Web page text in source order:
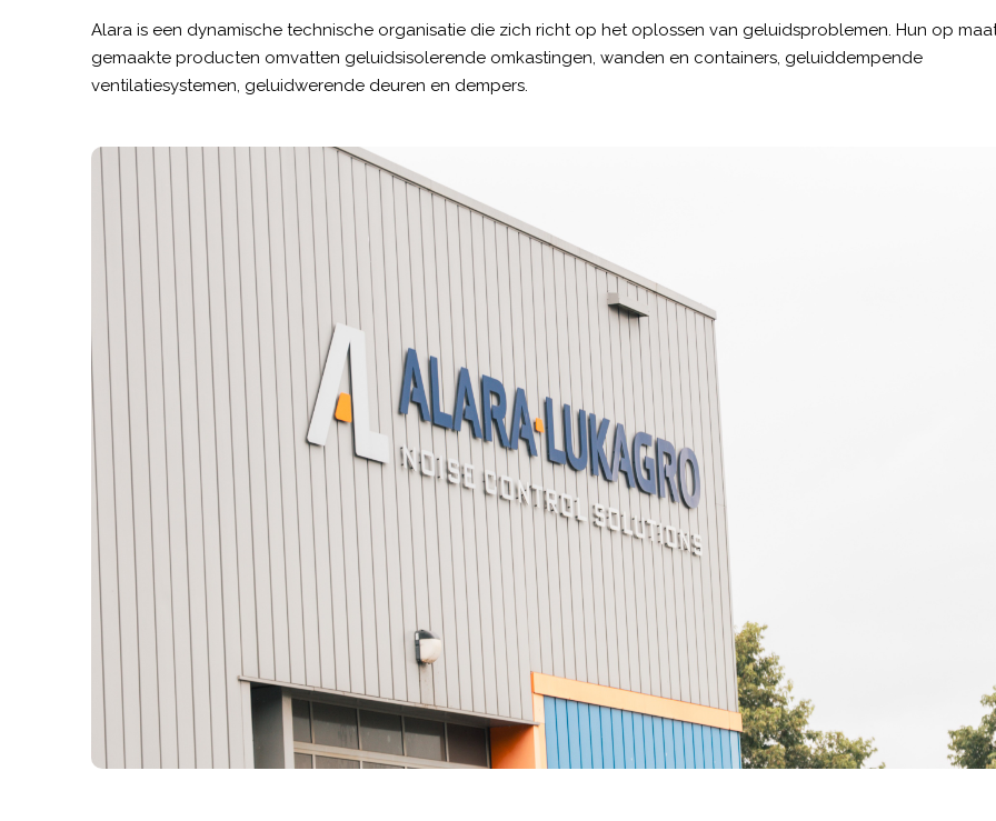
Alara is een dynamische technische organisatie die zich richt op het oplossen van geluidsproblemen. Hun op
gemaakte producten omvatten geluidsisolerende omkastingen, wanden en containers, geluiddempende
ventilatiesystemen, geluidwerende deuren en dempers.